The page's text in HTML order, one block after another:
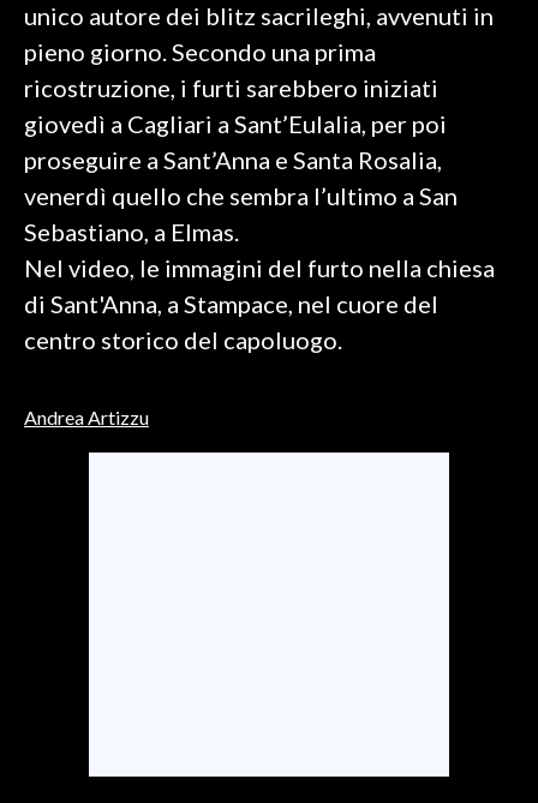
SARDEGNA TURISMO
SARDI NEL MONDO
NOTIZIE
EVENTI
#CARAUNIONE
3 MINUTI CON
INSULARITÀ
INFO AZIENDE
unico autore dei blitz sacrileghi, avvenuti in
pieno giorno. Secondo una prima
ricostruzione, i furti sarebbero iniziati
giovedì a Cagliari a Sant’Eulalia, per poi
proseguire a Sant’Anna e Santa Rosalia,
venerdì quello che sembra l’ultimo a San
Sebastiano, a Elmas.
Nel video, le immagini del furto nella chiesa
di Sant'Anna, a Stampace, nel cuore del
centro storico del capoluogo.
Andrea Artizzu